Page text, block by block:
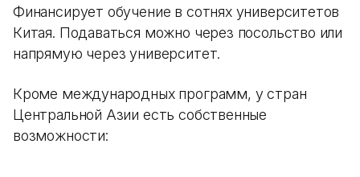
Финансирует обучение в сотнях университетов
Китая. Подаваться можно через посольство или
напрямую через университет.
Кроме международных программ, у стран
Центральной Азии есть собственные
возможности: